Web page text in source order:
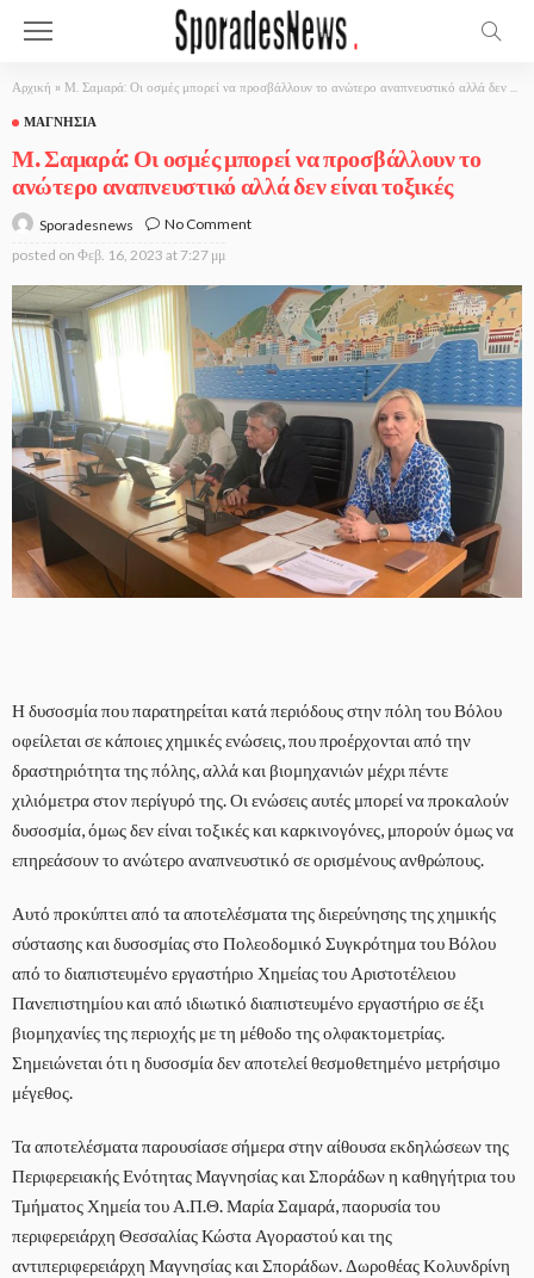
Αρχική » Μ. Σαμαρά: Οι οσμές μπορεί να προσβάλλουν το ανώτερο αναπνευστικό αλλά δεν είναι τοξικές
ΜΑΓΝΗΣΊΑ
Μ. Σαμαρά: Οι οσμές μπορεί να προσβάλλουν το
ανώτερο αναπνευστικό αλλά δεν είναι τοξικές
Sporadesnews
No Comment
posted on Φεβ. 16, 2023 at 7:27 μμ
Η δυσοσμία που παρατηρείται κατά περιόδους στην πόλη του Βόλου
οφείλεται σε κάποιες χημικές ενώσεις, που προέρχονται από την
δραστηριότητα της πόλης, αλλά και βιομηχανιών μέχρι πέντε
χιλιόμετρα στον περίγυρό της. Οι ενώσεις αυτές μπορεί να προκαλούν
δυσοσμία, όμως δεν είναι τοξικές και καρκινογόνες, μπορούν όμως να
επηρεάσουν το ανώτερο αναπνευστικό σε ορισμένους ανθρώπους.
Αυτό προκύπτει από τα αποτελέσματα της διερεύνησης της χημικής
σύστασης και δυσοσμίας στο Πολεοδομικό Συγκρότημα του Βόλου
από το διαπιστευμένο εργαστήριο Χημείας του Αριστοτέλειου
Πανεπιστημίου και από ιδιωτικό διαπιστευμένο εργαστήριο σε έξι
βιομηχανίες της περιοχής με τη μέθοδο της ολφακτομετρίας.
Σημειώνεται ότι η δυσοσμία δεν αποτελεί θεσμοθετημένο μετρήσιμο
μέγεθος.
Τα αποτελέσματα παρουσίασε σήμερα στην αίθουσα εκδηλώσεων της
Περιφερειακής Ενότητας Μαγνησίας και Σποράδων η καθηγήτρια του
Τμήματος Χημεία του Α.Π.Θ. Μαρία Σαμαρά, παορυσία του
περιφερειάρχη Θεσσαλίας Κώστα Αγοραστού και της
αντιπεριφερειάρχη Μαγνησίας και Σποράδων. Δωροθέας Κολυνδρίνη